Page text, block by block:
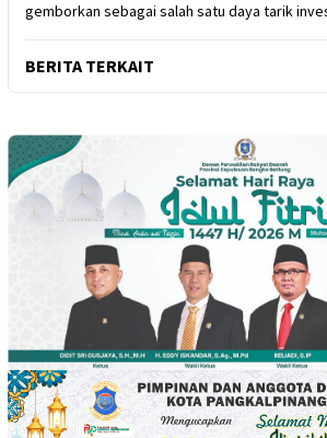
gemborkan sebagai salah satu daya tarik
BERITA TERKAIT